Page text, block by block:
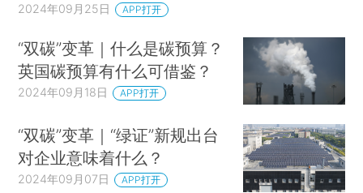
2024年09月25日 APP打开
“双碳”变革｜什么是碳预算？
英国碳预算有什么可借鉴？
2024年09月18日 APP打开
“双碳”变革｜“绿证”新规出台
对企业意味着什么？
2024年09月07日 APP打开